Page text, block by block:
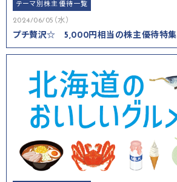
テーマ別株主優待一覧
2024/06/05（水）
プチ贅沢☆ 5,000円相当の株主優待特集